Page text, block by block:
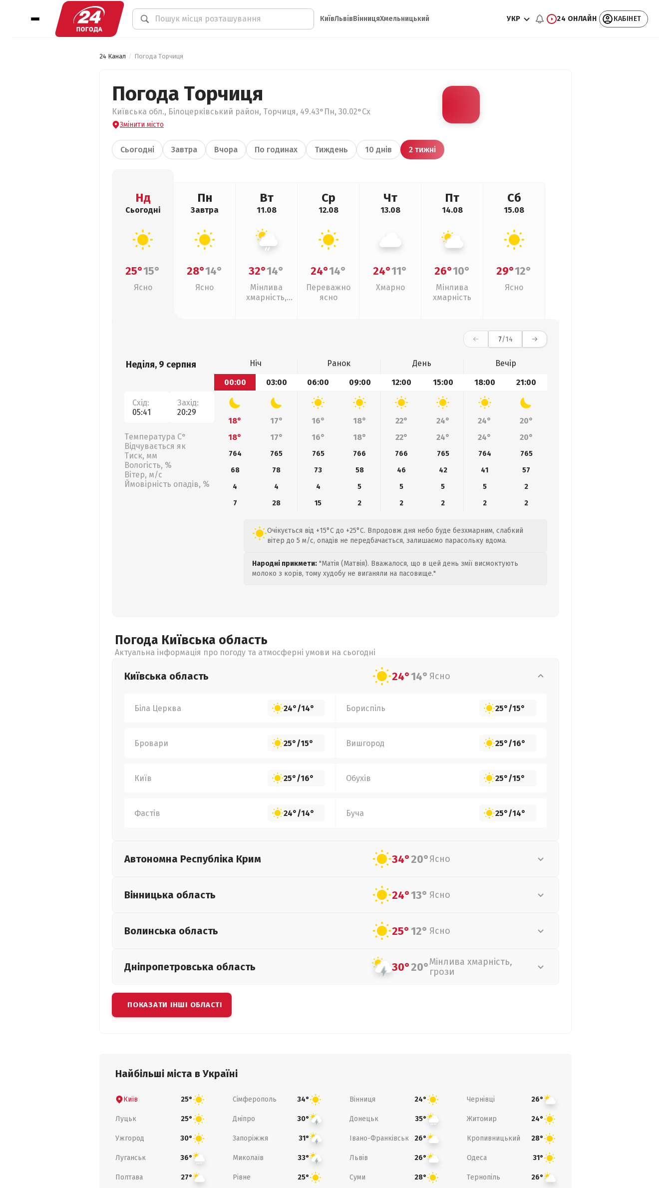
КиївЛьвівВінницяХмельницький УКР 24 ОНЛАЙН КАБІНЕТ
24 Канал Погода Торчиця
Погода Торчиця
Київська обл., Білоцерківський район, Торчиця, 49.43°Пн, 30.02°Сх
Змінити місто
Сьогодні Завтра Вчора По годинах Тиждень 10 днів 2 тижні
Нд
Сьогодні
25°15°
Ясно
Пн
Завтра
28°14°
Ясно
Вт
11.08
32°14°
Мінлива
хмарність,
Ср
12.08
24°14°
Переважно
ясно
Чт
13.08
24°11°
Хмарно
Пт
14.08
26°10°
Мінлива
хмарність
Сб
15.08
29°12°
Ясно
7/14
Неділя, 9 серпня
Схід:
05:41
Захід:
20:29
Температура С°
Відчувається як
Тиск, мм
Вологість, %
Вітер, м/с
Ймовірність опадів, %
Ніч Ранок День
Вечір
00:00
03:00 06:00 09:00 12:00 15:00 18:00 21:00
18° 17° 16° 18° 22° 24° 24°
20°
18°
17° 16° 18° 22° 24° 24° 20°
764 765 765 766 766 765 764
765
68
78 73 58 46 42 41
57
4
4 4 5 5 5 5
2
7
28 15 2 2 2 2 2
Очікується від +15°C до +25°C. Впродовж дня небо буде безхмарним, слабкий
вітер до 5 м/с, опадів не передбачається, залишаємо парасольку вдома.
Народні прикмети: "Матія (Матвія). Вважалося, що в цей день змії висмоктують
молоко з корів, тому худобу не виганяли на пасовище."
Погода Київська область
Актуальна інформація про погоду та атмосферні умови на сьогодні
Київська область 24°14° Ясно
Біла Церква 24°/14° Бориспіль 25°/15°
Бровари 25°/15° Вишгород 25°/16°
Київ 25°/16° Обухів 25°/15°
Фастів 24°/14° Буча 25°/14°
Автономна Республіка Крим 34°20°Ясно
Вінницька область 24°13° Ясно
Волинська область 25°12° Ясно
Дніпропетровська область 30°20°Мінлива хмарність,
грози
ПОКАЗАТИ ІНШІ ОБЛАСТІ
Найбільші міста в Україні
Київ 25° Сімферополь 34° Вінниця 24° Чернівці 26°
Луцьк 25° Дніпро 30° Донецьк 35° Житомир 24°
Ужгород 30° Запоріжжя 31° Івано-Франківськ 26° Кропивницький 28°
Луганськ 36° Миколаїв 33° Львів 26° Одеса 31°
Полтава 27° Рівне 25° Суми 28° Тернопіль 26°